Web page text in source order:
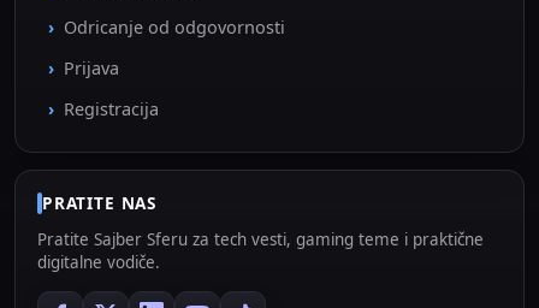
Odricanje od odgovornosti
Prijava
Registracija
PRATITE NAS
Pratite Sajber Sferu za tech vesti, gaming teme i praktične
digitalne vodiče.